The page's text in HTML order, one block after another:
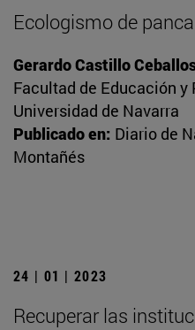
Ecologismo de
Gerardo Castillo
Facultad de Educación y
Universidad de Navarra
Publicado en: Diario de
Montañés
24 | 01 | 2023
Recuperar las